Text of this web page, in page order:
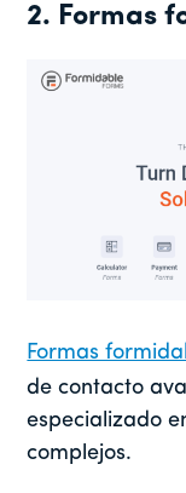
2. Formas
Formas
de contacto
especializado
complejos.